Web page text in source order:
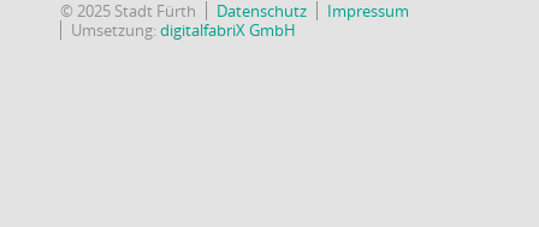
© 2025 Stadt Fürth Datenschutz
Impressum
Umsetzung:digitalfabriX GmbH